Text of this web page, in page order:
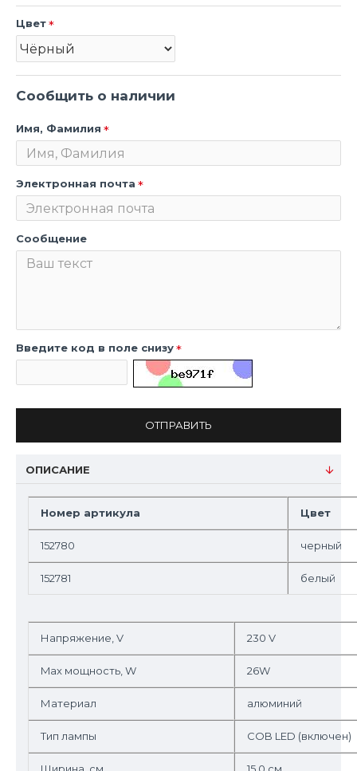
Цвет
Сообщить о наличии
Имя, Фамилия
Электронная почта
Сообщение
Введите код в поле снизу
ОТПРАВИТЬ
ОПИСАНИЕ
Номер артикула Цвет
152780 черный
152781 белый
Напряжение, V 230 V
Max мощность, W 26W
Материал алюминий
Тип лампы COB LED (включен)